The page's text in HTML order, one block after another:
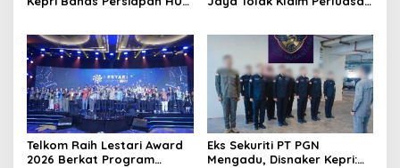
Telkom Raih Lestari Award
2026 Berkat Program
Eks Sekuriti PT PGN
Mengadu, Disnaker Kepri: